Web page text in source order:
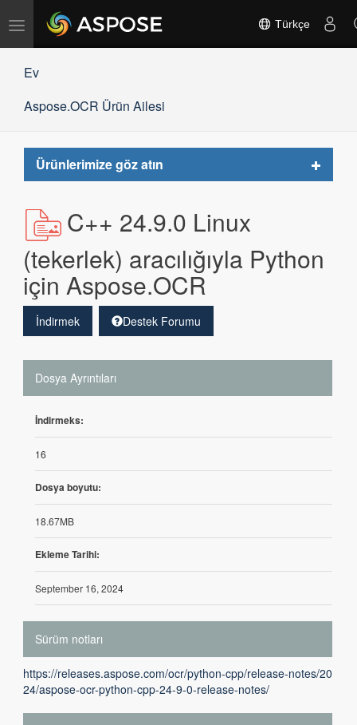
Gezinmeyi
Türkçe
Ev
Aspose.OCR Ürün Ailesi
Ürünlerimize göz atın
Toggle
C++ 24.9.0 Linux
(tekerlek) aracılığıyla Python
için Aspose.OCR
İndirmek Destek Forumu
Dosya Ayrıntıları
İndirmeks:
16
Dosya boyutu:
18.67MB
Ekleme Tarihi:
September 16, 2024
Sürüm notları
https://releases.aspose.com/ocr/python-cpp/release-notes/20
24/aspose-ocr-python-cpp-24-9-0-release-notes/